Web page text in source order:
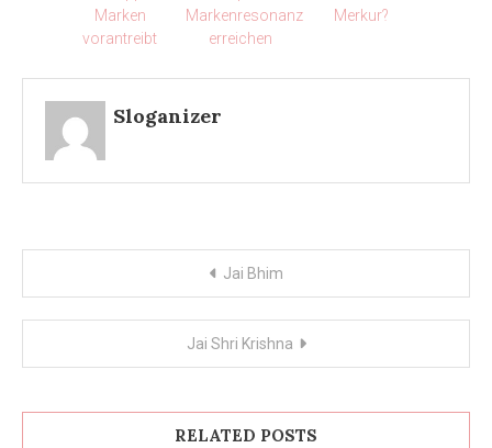
Marken
vorantreibt
Markenresonanz
erreichen
Merkur?
Sloganizer
navigation
Jai Bhim
Jai Shri Krishna
RELATED POSTS